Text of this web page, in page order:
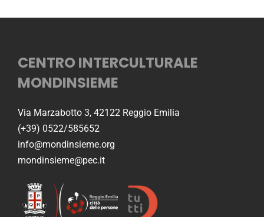
CENTRO INTERCULTURALE
MONDINSIEME
Via Marzabotto 3, 42122 Reggio Emilia
(+39) 0522/585652
info@mondinsieme.org
mondinsieme@pec.it